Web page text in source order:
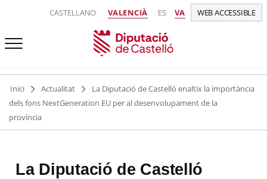
CASTELLANO VALENCIÀ ES VA WEB ACCESSIBLE
Inici Actualitat
La Diputació de Castelló enaltix la importància
dels fons NextGeneration EU per al desenvolupament de la
província
La Diputació de Castelló